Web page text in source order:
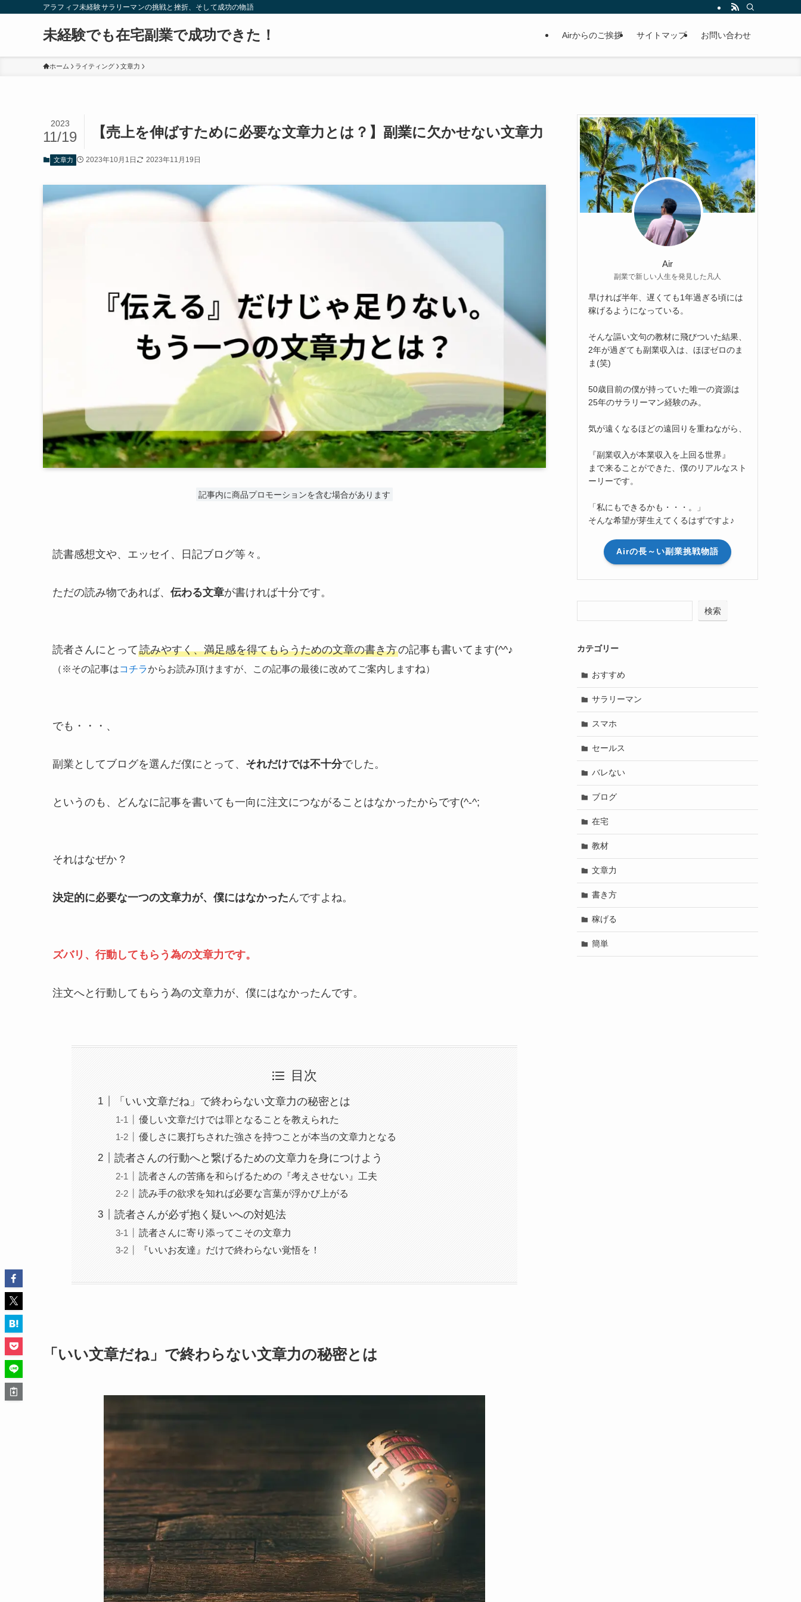
アラフィフ未経験サラリーマンの挑戦と挫折、そして成功の物語
未経験でも在宅副業で成功できた！ Airからのご挨拶 サイトマップ お問い合わせ
ホーム ライティング 文章力
【売上を伸ばすために必要な文章力とは？】副業に欠かせない文章力
2023
11/19
文章力 2023年10月1日 2023年11月19日
記事内に商品プロモーションを含む場合があります
読書感想文や、エッセイ、日記ブログ等々。
ただの読み物であれば、 伝わる文章が書ければ十分です。
読者さんにとって 読みやすく、満足感を得てもらうための文章の書き方の記事も書いてます(^^♪
（※その記事はコチラからお読み頂けますが、この記事の最後に改めてご案内しますね）
でも・・・、
副業としてブログを選んだ僕にとって、 それだけでは不十分でした。
というのも、どんなに記事を書いても一向に注文につながることはなかったからです(^-^;
それはなぜか？
決定的に必要な一つの文章力が、僕にはなかったんですよね。
ズバリ、行動してもらう為の文章力です。
注文へと行動してもらう為の文章力が、僕にはなかったんです。
目次
「いい文章だね」で終わらない文章力の秘密とは
優しい文章だけでは罪となることを教えられた
優しさに裏打ちされた強さを持つことが本当の文章力となる
読者さんの行動へと繋げるための文章力を身につけよう
読者さんの苦痛を和らげるための『考えさせない』工夫
読み手の欲求を知れば必要な言葉が浮かび上がる
読者さんが必ず抱く疑いへの対処法
読者さんに寄り添ってこその文章力
『いいお友達』だけで終わらない覚悟を！
「いい文章だね」で終わらない文章力の秘密とは
Air
副業で新しい人生を発見した凡人
早ければ半年、遅くても1年過ぎる頃には
稼げるようになっている。
そんな謳い文句の教材に飛びついた結果、
2年が過ぎても副業収入は、ほぼゼロのま
ま(笑)
50歳目前の僕が持っていた唯一の資源は
25年のサラリーマン経験のみ。
気が遠くなるほどの遠回りを重ねながら、
『副業収入が本業収入を上回る世界』
まで来ることができた、僕のリアルなスト
ーリーです。
「私にもできるかも・・・。」
そんな希望が芽生えてくるはずですよ♪
Airの長～い副業挑戦物語
検索
カテゴリー
おすすめ
サラリーマン
スマホ
セールス
バレない
ブログ
在宅
教材
文章力
書き方
稼げる
簡単